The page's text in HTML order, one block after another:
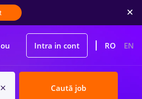
Intra in cont RO EN
Caută job